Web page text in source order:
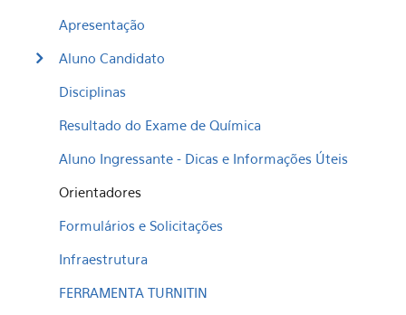
Apresentação
Aluno Candidato
Disciplinas
Resultado do Exame de Química
Aluno Ingressante - Dicas e Informações Úteis
Orientadores
Formulários e Solicitações
Infraestrutura
FERRAMENTA TURNITIN